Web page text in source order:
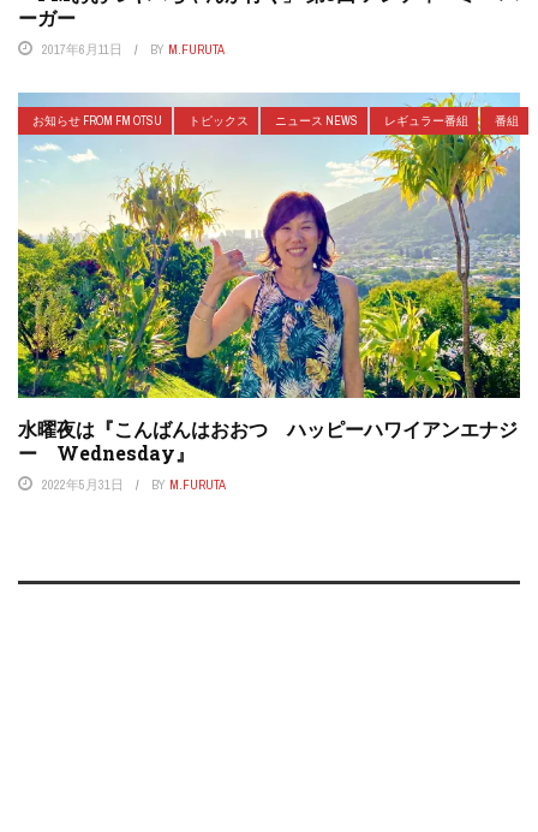
ーガー
2017年6月11日 BY M.FURUTA
お知らせ FROM FM OTSU トピックス ニュース NEWS レギュラー番組 番組
水曜夜は『こんばんはおおつ ハッピーハワイアンエナジ
ー Wednesday』
2022年5月31日 BY M.FURUTA